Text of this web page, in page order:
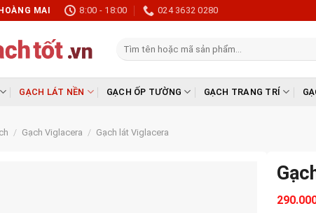
MAI 8:00 - 18:00 024 3632 0280
Tìm
GẠCH LÁT NỀN GẠCH ỐP TƯỜNG GẠCH TRANG TRÍ
/ Gạch Viglacera / Gạch lát Viglacera